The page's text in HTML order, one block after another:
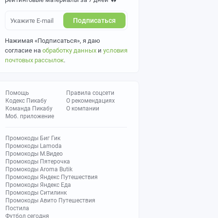
Подписаться
Нажимая «Подписаться», я даю
согласие на обработку данных и условия
почтовых рассылок.
Помощь
Кодекс Пикабу
Команда Пикабу
Моб. приложение
Правила соцсети
О рекомендациях
О компании
Промокоды Биг Гик
Промокоды Lamoda
Промокоды М.Видео
Промокоды Пятерочка
Промокоды Aroma Butik
Промокоды Яндекс Путешествия
Промокоды Яндекс Еда
Промокоды Ситилинк
Промокоды Авито Путешествия
Постила
Футбол сегодня